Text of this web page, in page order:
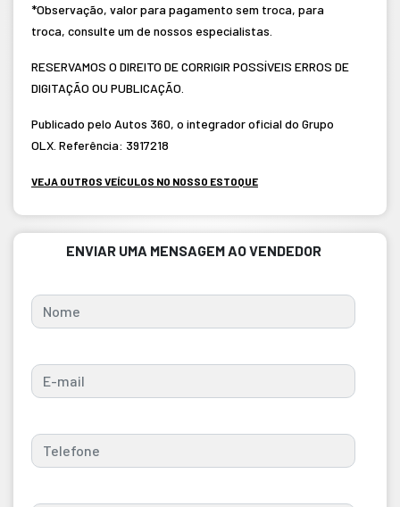
*Observação, valor para pagamento sem troca, para
troca, consulte um de nossos especialistas.
RESERVAMOS O DIREITO DE CORRIGIR POSSÍVEIS ERROS DE
DIGITAÇÃO OU PUBLICAÇÃO.
Publicado pelo Autos 360, o integrador oficial do Grupo
OLX. Referência: 3917218
VEJA OUTROS VEÍCULOS NO NOSSO ESTOQUE
ENVIAR UMA MENSAGEM AO VENDEDOR